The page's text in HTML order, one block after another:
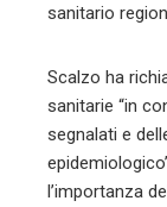
sanitario
Scalzo ha
sanitarie “in
segnalati e
l’importanza